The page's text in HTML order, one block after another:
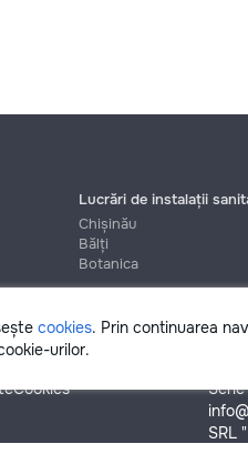
cookies. Prin continuarea
urilor.
Lucrări de instalații
Chișinău
Bălți
Botanica
Cookies
SRL